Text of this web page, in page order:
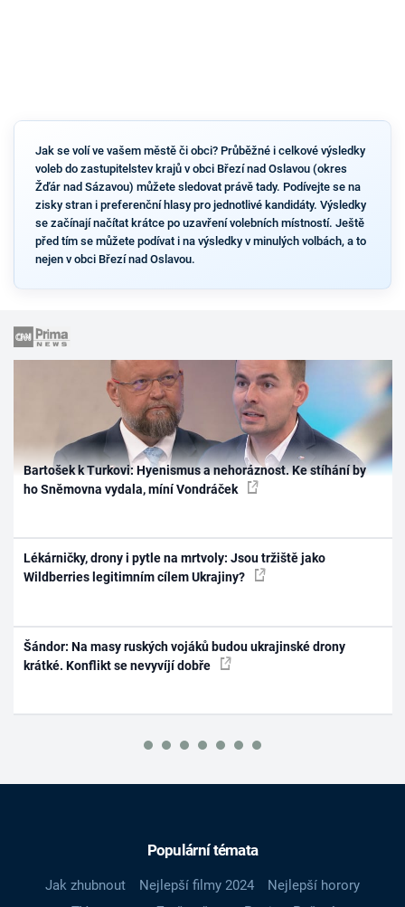
Jak se volí ve vašem městě či obci? Průběžné i celkové výsledky
voleb do zastupitelstev krajů v obci Březí nad Oslavou (okres
Žďár nad Sázavou) můžete sledovat právě tady. Podívejte se na
zisky stran i preferenční hlasy pro jednotlivé kandidáty. Výsledky
se začínají načítat krátce po uzavření volebních místností. Ještě
před tím se můžete podívat i na výsledky v minulých volbách, a to
nejen v obci Březí nad Oslavou.
Bartošek k Turkovi: Hyenismus a nehoráznost. Ke stíhání by
ho Sněmovna vydala, míní Vondráček
Lékárničky, drony i pytle na mrtvoly: Jsou tržiště jako
Wildberries legitimním cílem Ukrajiny?
Šándor: Na masy ruských vojáků budou ukrajinské drony
krátké. Konflikt se nevyvíjí dobře
Populární témata
Jak zhubnout Nejlepší filmy 2024
Nejlepší horory